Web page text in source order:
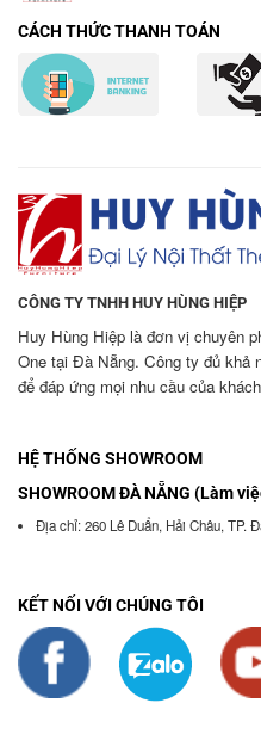
CÁCH THỨC THANH TOÁN
CÔNG TY TNHH HUY HÙNG HIỆP
Huy Hùng Hiệp là đơn vị chuyên
One tại Đà Nẵng. Công ty đủ khả
để đáp ứng mọi nhu cầu của
HỆ THỐNG SHOWROOM
SHOWROOM ĐÀ NẴNG (Làm
Địa chỉ: 260 Lê Duẩn, Hải Châu, TP.
KẾT NỐI VỚI CHÚNG TÔI